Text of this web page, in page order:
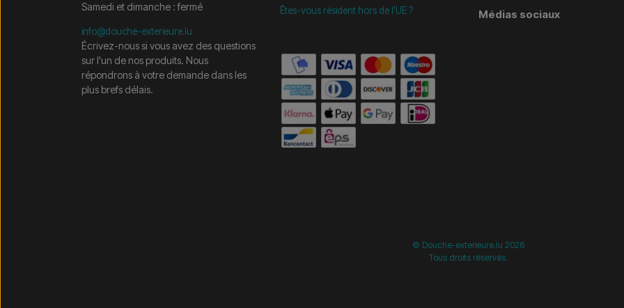
Samedi et dimanche : fermé
info@douche-exterieure.lu
Écrivez-nous si vous avez des questions
sur l'un de nos produits. Nous
répondrons à votre demande dans les
plus brefs délais.
Êtes-vous résident hors de l'UE ? Médias sociaux
© Douche-exterieure.lu 2026
Tous droits réservés.